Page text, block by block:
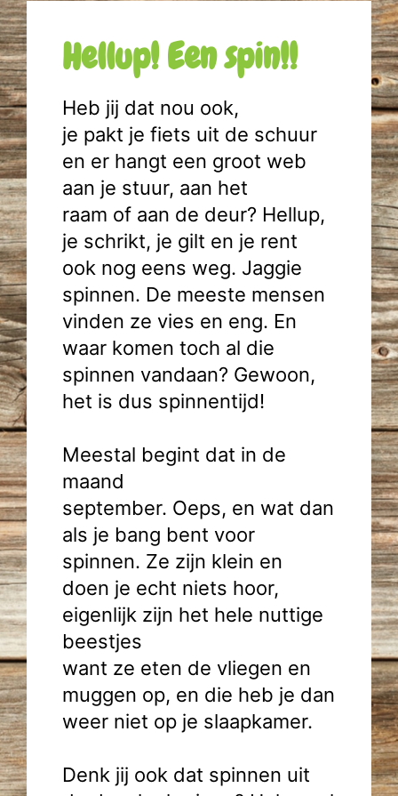
Hellup! Een spin!!
Heb jij dat nou ook,
je pakt je fiets uit de schuur
en er hangt een groot web
aan je stuur, aan het
raam of aan de deur? Hellup,
je schrikt, je gilt en je rent
ook nog eens weg. Jaggie
spinnen. De meeste mensen
vinden ze vies en eng. En
waar komen toch al die
spinnen vandaan? Gewoon,
het is dus spinnentijd!
Meestal begint dat in de
maand
september. Oeps, en wat dan
als je bang bent voor
spinnen. Ze zijn klein en
doen je echt niets hoor,
eigenlijk zijn het hele nuttige
beestjes
want ze eten de vliegen en
muggen op, en die heb je dan
weer niet op je slaapkamer.
Denk jij ook dat spinnen uit